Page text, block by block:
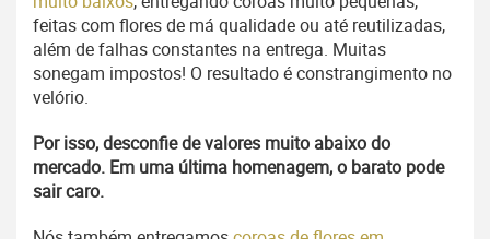
feitas com flores de má qualidade ou até reutilizadas,
além de falhas constantes na entrega. Muitas
sonegam impostos! O resultado é constrangimento no
velório.
Por isso, desconfie de valores muito abaixo do
mercado. Em uma última homenagem, o barato pode
sair caro.